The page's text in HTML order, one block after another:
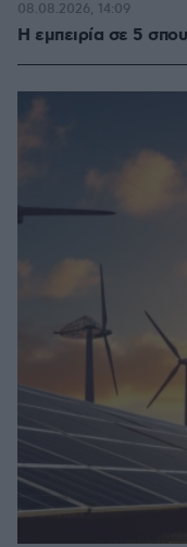
Η εμπειρία σε 5
08.08.2026, 14:09